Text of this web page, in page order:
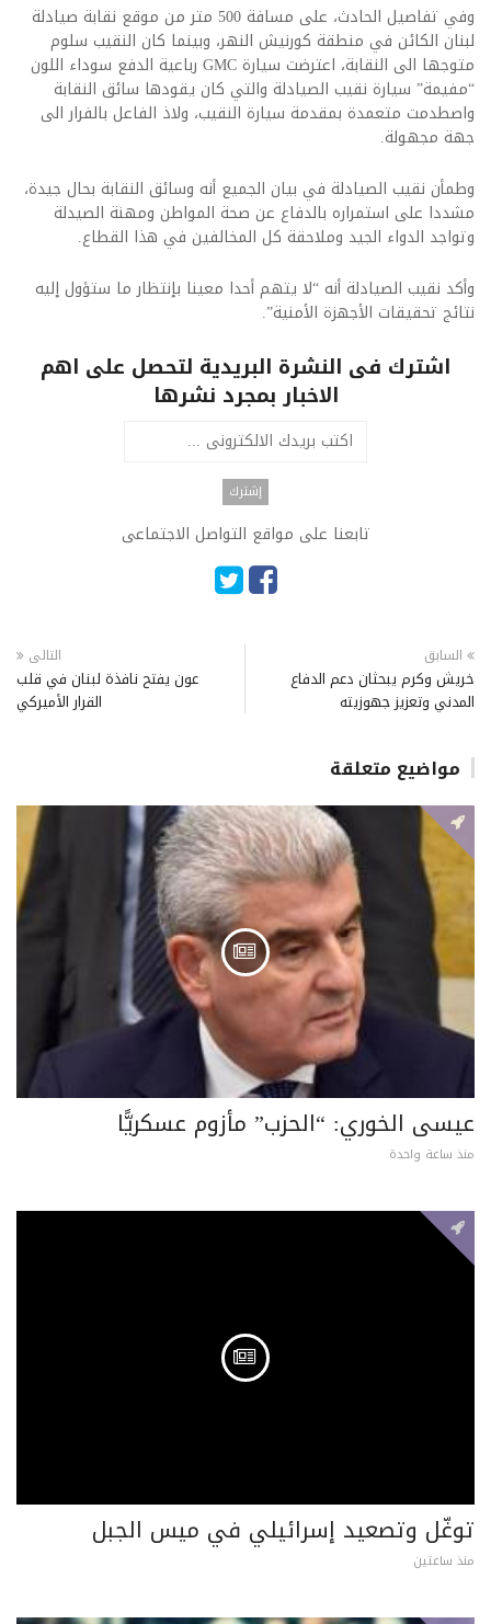
وفي تفاصيل الحادث، على مسافة 500 متر من موقع نقابة صيادلة
لبنان الكائن في منطقة كورنيش النهر، وبينما كان النقيب سلوم
متوجها الى النقابة، اعترضت سيارة GMC رباعية الدفع سوداء اللون
“مفيمة” سيارة نقيب الصيادلة والتي كان يقودها سائق النقابة
واصطدمت متعمدة بمقدمة سيارة النقيب، ولاذ الفاعل بالفرار الى
جهة مجهولة.
وطمأن نقيب الصيادلة في بيان الجميع أنه وسائق النقابة بحال جيدة،
مشددا على استمراره بالدفاع عن صحة المواطن ومهنة الصيدلة
وتواجد الدواء الجيد وملاحقة كل المخالفين في هذا القطاع.
وأكد نقيب الصيادلة أنه “لا يتهم أحدا معينا بإنتظار ما ستؤول إليه
نتائج تحقيقات الأجهزة الأمنية”.
اشترك فى النشرة البريدية لتحصل على اهم
الاخبار بمجرد نشرها
تابعنا على مواقع التواصل الاجتماعى
السابق
خريش وكرم يبحثان دعم الدفاع
المدني وتعزيز جهوزيته
التالى
عون يفتح نافذة لبنان في قلب
القرار الأميركي
مواضيع متعلقة
عيسى الخوري: “الحزب” مأزوم عسكريًّا
منذ ساعة واحدة
توغّل وتصعيد إسرائيلي في ميس الجبل
منذ ساعتين